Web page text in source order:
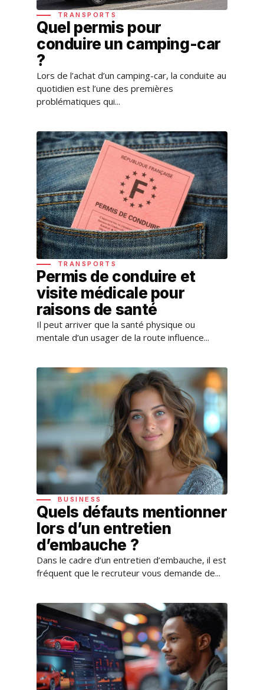
TRANSPORTS
Quel permis pour
conduire un camping-car
?
Lors de l’achat d’un camping-car, la conduite au
quotidien est l’une des premières
problématiques qui...
TRANSPORTS
Permis de conduire et
visite médicale pour
raisons de santé
Il peut arriver que la santé physique ou
mentale d’un usager de la route influence...
BUSINESS
Quels défauts mentionner
lors d’un entretien
d’embauche ?
Dans le cadre d’un entretien d’embauche, il est
fréquent que le recruteur vous demande de...